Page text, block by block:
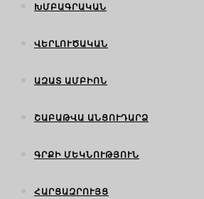
ԽՄԲԱԳՐԱԿԱՆ
ՎԵՐԼՈՒԾԱԿԱՆ
ԱԶԱՏ ԱՄԲԻՈՆ
ՇԱԲԱԹՎԱ ԱՆՑՈՒԴԱՐՁ
ԳՐՔԻ ՄԵԿՆՈՒԹՅՈՒՆ
ՀԱՐՑԱԶՐՈՒՅՑ